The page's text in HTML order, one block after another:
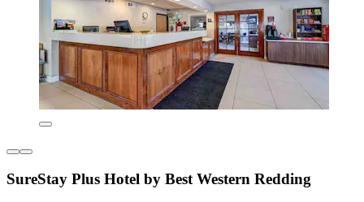
SureStay Plus Hotel by Best Western Redding